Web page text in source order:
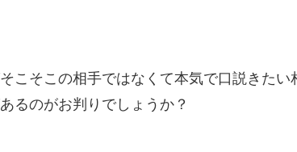
こそこの相手ではなくて本気で口説きたい
るのがお判りでしょうか？